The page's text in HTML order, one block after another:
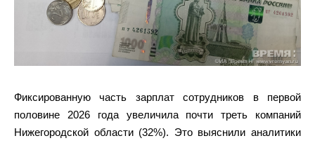
Фиксированную часть зарплат сотрудников в первой
половине 2026 года увеличила почти треть компаний
Нижегородской области (32%). Это выяснили аналитики